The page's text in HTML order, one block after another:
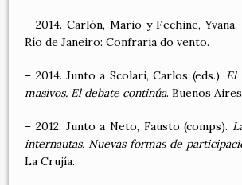
– 2014. Carlón, Mario y Fechine, Yvana.
Río de Janeiro: Confraria do vento.
– 2014. Junto a Scolari, Carlos (eds.). El
masivos. El debate continúa. Buenos
– 2012. Junto a Neto, Fausto (comps).
internautas. Nuevas formas de
La Crujía.